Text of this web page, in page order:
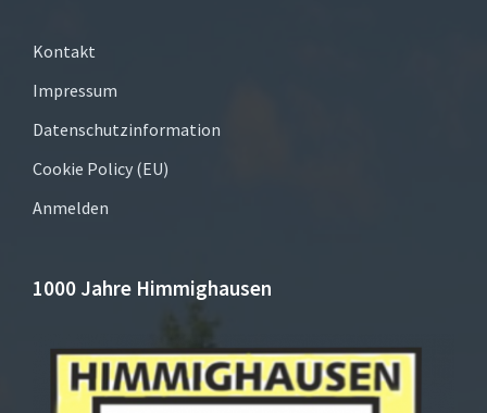
Kontakt
Impressum
Datenschutzinformation
Cookie Policy (EU)
Anmelden
1000 Jahre Himmighausen